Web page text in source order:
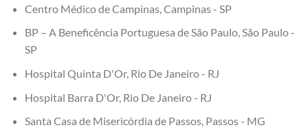
Centro Médico de Campinas, Campinas - SP
BP – A Beneficência Portuguesa de São Paulo, São Paulo -
SP
Hospital Quinta D'Or, Rio De Janeiro - RJ
Hospital Barra D'Or, Rio De Janeiro - RJ
Santa Casa de Misericórdia de Passos, Passos - MG